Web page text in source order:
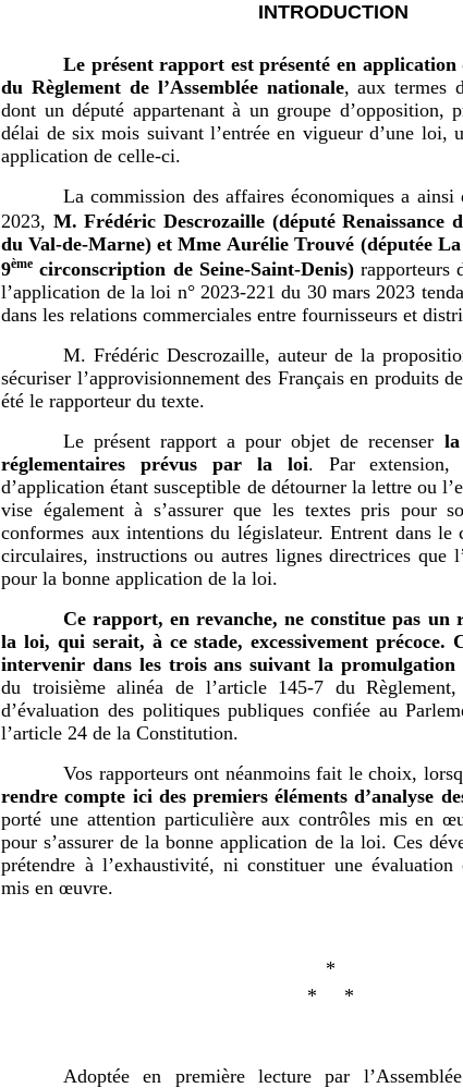
INTRODUCTION
Le présent rapport est présenté en application
du Règlement de l’Assemblée nationale, aux termes
dont un député appartenant à un groupe d’opposition,
délai de six mois suivant l’entrée en vigueur d’une loi,
application de celle-ci.
La commission des affaires économiques a ainsi
2023, M. Frédéric Descrozaille (député Renaissance
du Val-de-Marne) et Mme Aurélie Trouvé (députée
9ème circonscription de Seine-Saint-Denis) rapporteurs
l’application de la loi n° 2023-221 du 30 mars 2023
dans les relations commerciales entre fournisseurs et
M. Frédéric Descrozaille, auteur de la
sécuriser l’approvisionnement des Français en produits
été le rapporteur du texte.
Le présent rapport a pour objet de recenser
réglementaires prévus par la loi. Par extension,
d’application étant susceptible de détourner la lettre ou
vise également à s’assurer que les textes pris pour
conformes aux intentions du législateur. Entrent dans le
circulaires, instructions ou autres lignes directrices que
pour la bonne application de la loi.
Ce rapport, en revanche, ne constitue pas un
la loi, qui serait, à ce stade, excessivement précoce.
intervenir dans les trois ans suivant la promulgation
du troisième alinéa de l’article 145-7 du
d’évaluation des politiques publiques confiée au
l’article 24 de la Constitution.
Vos rapporteurs ont néanmoins fait le choix,
rendre compte ici des premiers éléments d’analyse
porté une attention particulière aux contrôles mis en
pour s’assurer de la bonne application de la loi. Ces
prétendre à l’exhaustivité, ni constituer une évaluation
mis en œuvre.
*
* *
Adoptée en première lecture par